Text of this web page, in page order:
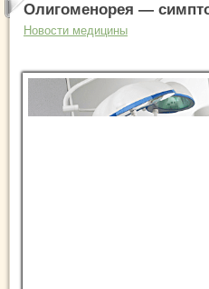
Олигоменорея —
Новости медицины